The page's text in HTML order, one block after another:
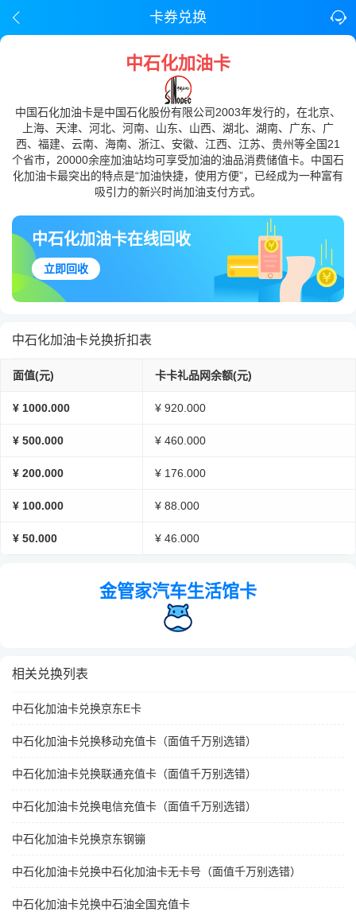
卡券兑换
中石化加油卡
中国石化加油卡是中国石化股份有限公司2003年发行的，在北京、
上海、天津、河北、河南、山东、山西、湖北、湖南、广东、广
西、福建、云南、海南、浙江、安徽、江西、江苏、贵州等全国21
个省市，20000余座加油站均可享受加油的油品消费储值卡。中国石
化加油卡最突出的特点是“加油快捷，使用方便”，已经成为一种富有
吸引力的新兴时尚加油支付方式。
中石化加油卡在线回收
立即回收
中石化加油卡兑换折扣表
面值(元) 卡卡礼品网余额(元)
¥ 1000.000 ¥ 920.000
¥ 500.000 ¥ 460.000
¥ 200.000 ¥ 176.000
¥ 100.000 ¥ 88.000
¥ 50.000 ¥ 46.000
金管家汽车生活馆卡
相关兑换列表
中石化加油卡兑换京东E卡
中石化加油卡兑换移动充值卡（面值千万别选错）
中石化加油卡兑换联通充值卡（面值千万别选错）
中石化加油卡兑换电信充值卡（面值千万别选错）
中石化加油卡兑换京东钢镚
中石化加油卡兑换中石化加油卡无卡号（面值千万别选错）
中石化加油卡兑换中石油全国充值卡